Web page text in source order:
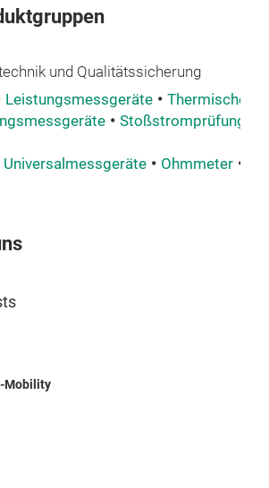
und Qualitätssicherung
Leistungsmessgeräte
Thermische
Stoßstromprüfung
Universalmessgeräte Ohmmeter
Mobility